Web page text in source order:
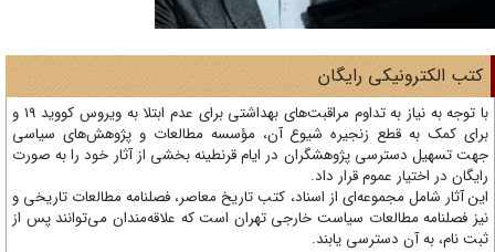
الکترونیکی رایگان
با توجه به نیاز به تداوم مراقبت‌های بهداشتی برای عدم ابتلا به ویروس کووید 19 و
کمک به قطع زنجیره شیوع آن، مؤسسه مطالعات و پژوهش‌های سیاسی
تسهیل دسترسی پژوهشگران در ایام قرنطینه بخشی از آثار خود را به صورت
در اختیار عموم قرار داد.
آثار شامل مجموعه‌ای از اسناد، کتب تاریخ معاصر، فصلنامه‌ مطالعات تاریخی و
فصلنامه مطالعات سیاست خارجی تهران است که علاقه‌مندان می‌توانند پس از
نام، به آن دسترسی یابند.